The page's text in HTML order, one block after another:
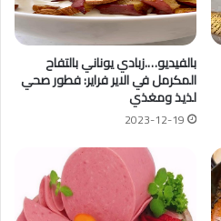
بالفيديو….زبادي يوناني بالتفاح
المكرمل في الاير فراير: فطور صحي
لذيذ ومغذي
2023-12-19